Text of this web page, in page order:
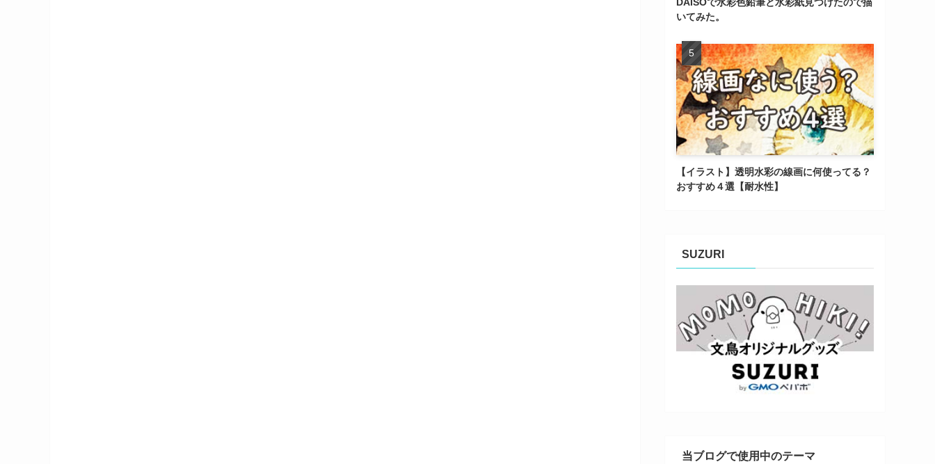
いてみた。
【イラスト】透明水彩の線画に何使ってる？
おすすめ４選【耐水性】
SUZURI
当ブログで使用中のテーマ